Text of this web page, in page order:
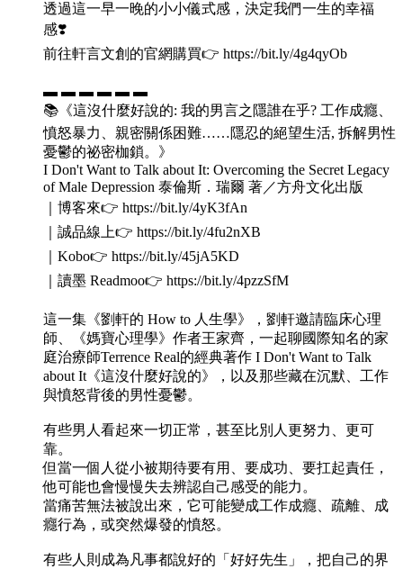
透過這一早一晚的小小儀式感，決定我們一生的幸福
感❣️
前往軒言文創的官網購買👉 https://bit.ly/4g4qyOb
▬ ▬ ▬ ▬ ▬ ▬
📚《這沒什麼好說的: 我的男言之隱誰在乎? 工作成癮、
憤怒暴力、親密關係困難……隱忍的絕望生活, 拆解男性
憂鬱的祕密枷鎖。》
I Don't Want to Talk about It: Overcoming the Secret Legacy
of Male Depression 泰倫斯．瑞爾 著／方舟文化出版
｜博客來👉 https://bit.ly/4yK3fAn
｜誠品線上👉 https://bit.ly/4fu2nXB
｜Kobo👉 https://bit.ly/45jA5KD
｜讀墨 Readmoo👉 https://bit.ly/4pzzSfM
這一集《劉軒的 How to 人生學》，劉軒邀請臨床心理
師、《媽寶心理學》作者王家齊，一起聊國際知名的家
庭治療師Terrence Real的經典著作 I Don't Want to Talk
about It《這沒什麼好說的》，以及那些藏在沉默、工作
與憤怒背後的男性憂鬱。
有些男人看起來一切正常，甚至比別人更努力、更可
靠。
但當一個人從小被期待要有用、要成功、要扛起責任，
他可能也會慢慢失去辨認自己感受的能力。
當痛苦無法被說出來，它可能變成工作成癮、疏離、成
癮行為，或突然爆發的憤怒。
有些人則成為凡事都說好的「好好先生」，把自己的界